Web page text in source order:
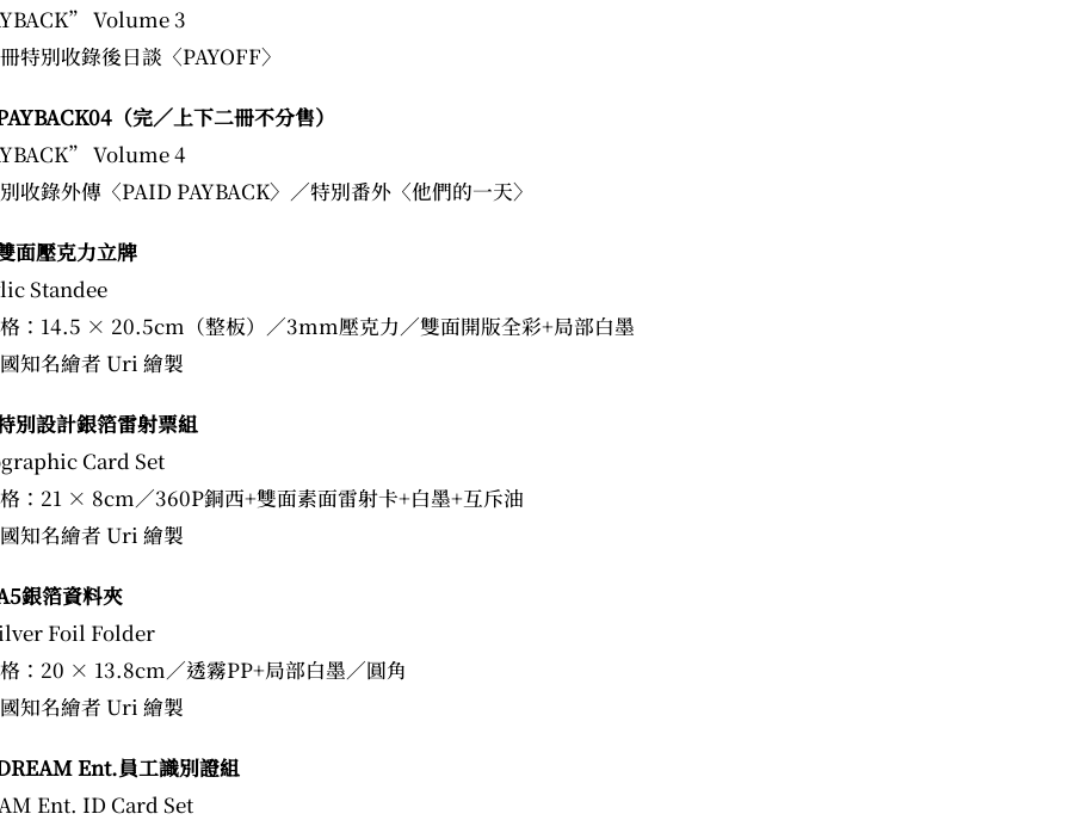
Volume 3
特別收錄後日談〈PAYOFF〉
（完／上下二冊不分售）
Volume 4
收錄外傳〈PAID PAYBACK〉／特別番外〈他們的一天〉
壓克力立牌
Standee
：14.5 × 20.5cm（整板）／3mm壓克力／雙面開版全彩+局部白墨
知名繪者 Uri 繪製
設計銀箔雷射票組
Card Set
：21 × 8cm／360P銅西+雙面素面雷射卡+白墨+互斥油
知名繪者 Uri 繪製
箔資料夾
Foil Folder
：20 × 13.8cm／透霧PP+局部白墨／圓角
知名繪者 Uri 繪製
Ent.員工識別證組
Ent. ID Card Set